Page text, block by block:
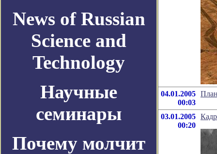
News of Russian
Science and
Technology
Научные
семинары
Почему молчит
04.01.2005
00:03
03.01.2005
00:20